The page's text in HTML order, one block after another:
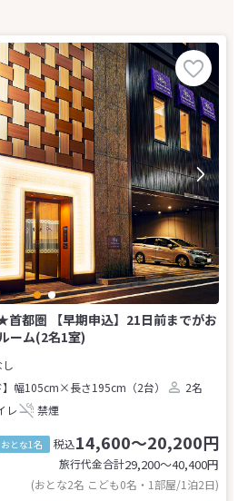
都圏 【早期申込】21日前までがお
ーム(2名1室)
】幅105cm×長さ195cm（2台）
2名
レ 禁煙
おとな1名 税込14,600～20,200円
旅行代金合計29,200〜40,400円
(おとな2名 こども0名・1部屋/1泊2日)